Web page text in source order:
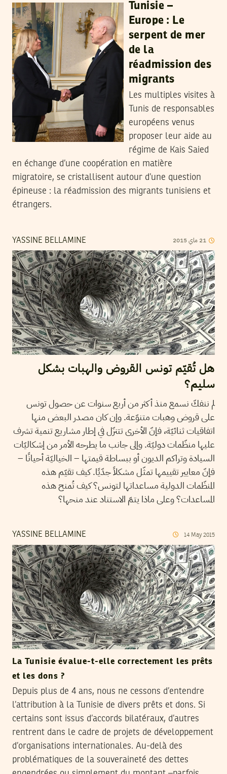
Tunisie –
Europe : Le
serpent de mer
de la
réadmission des
migrants
Les multiples visites à
Tunis de responsables
européens venus
proposer leur aide au
régime de Kais Saied
en échange d’une coopération en matière
migratoire, se cristallisent autour d’une question
épineuse : la réadmission des migrants tunisiens et
étrangers.
YASSINE BELLAMINE 21 ماي 2015
هل تُقيّم تونس القروض والهبات بشكل
سليم؟
لم ننفكّ نسمع منذ أكثر من أربع سنوات عن حصول تونس
على قروض وهبات متنوّعة. وإن كان مصدر البعض منها
اتفاقيات ثنائيّة، فإنّ الأخرى تتنزّل في إطار مشاريع تنمية تشرف
عليها منظّمات دوليّة. وإلى جانب ما يطرحه الأمر من إشكاليّات
السيادة وتراكم الديون أو ببساطة قيمتها – الخياليّة أحيانًا –
فإنّ معايير تقييمها تمثّل مشكلاً جدّيًا. كيف تقيّم هذه
المنظّمات الدولية مساعداتها لتونس؟ كيف تُمنح هذه
المساعدات؟ وعلى ماذا يتمّ الاستناد عند منحها؟
YASSINE BELLAMINE 14 May 2015
La Tunisie évalue-t-elle correctement les prêts
et les dons ?
Depuis plus de 4 ans, nous ne cessons d’entendre
l’attribution à la Tunisie de divers prêts et dons. Si
certains sont issus d’accords bilatéraux, d’autres
rentrent dans le cadre de projets de développement
d’organisations internationales. Au-delà des
problématiques de la souveraineté des dettes